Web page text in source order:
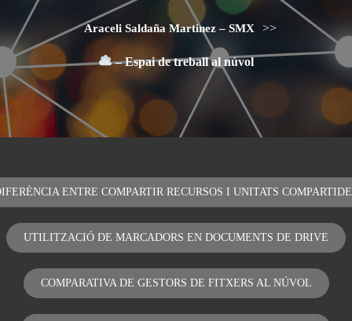
Araceli Saldaña Martinez – SMX >>
– Espai de treball al núvol
ENTRE COMPARTIR RECURSOS I UNITATS
UTILITZACIÓ DE MARCADORS EN DOCUMENTS DE DRIVE
COMPARATIVA DE GESTORS DE FITXERS AL NÚVOL